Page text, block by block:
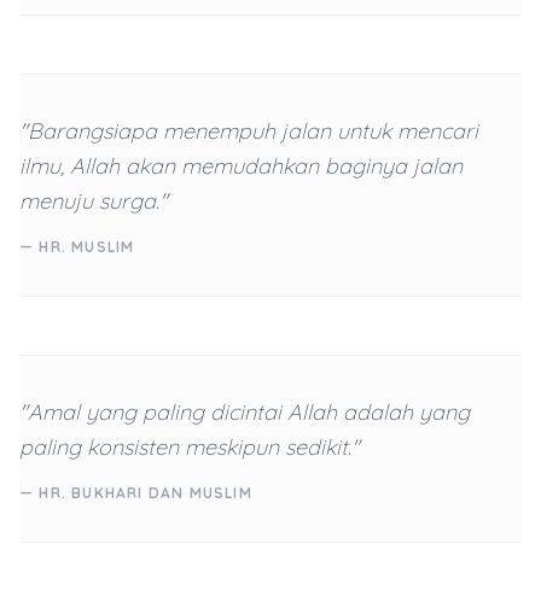
"Barangsiapa menempuh jalan untuk mencari
ilmu, Allah akan memudahkan baginya jalan
menuju surga."
— HR. MUSLIM
"Amal yang paling dicintai Allah adalah yang
paling konsisten meskipun sedikit."
— HR. BUKHARI DAN MUSLIM